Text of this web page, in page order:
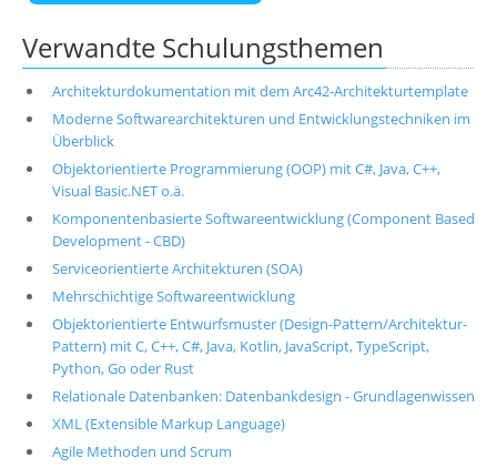
Verwandte Schulungsthemen
Architekturdokumentation mit dem Arc42-Architekturtemplate
Moderne Softwarearchitekturen und Entwicklungstechniken im
Überblick
Objektorientierte Programmierung (OOP) mit C#, Java, C++,
Visual Basic.NET o.ä.
Komponentenbasierte Softwareentwicklung (Component Based
Development - CBD)
Serviceorientierte Architekturen (SOA)
Mehrschichtige Softwareentwicklung
Objektorientierte Entwurfsmuster (Design-Pattern/Architektur-
Pattern) mit C, C++, C#, Java, Kotlin, JavaScript, TypeScript,
Python, Go oder Rust
Relationale Datenbanken: Datenbankdesign - Grundlagenwissen
XML (Extensible Markup Language)
Agile Methoden und Scrum